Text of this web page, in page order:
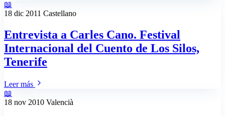
📖
18 dic 2011 Castellano
Entrevista a Carles Cano. Festival
Internacional del Cuento de Los Silos,
Tenerife
Leer más
📖
18 nov 2010 Valencià